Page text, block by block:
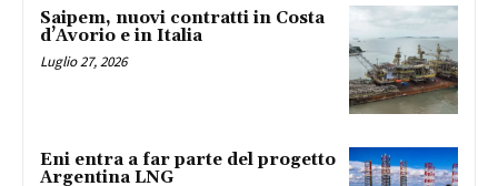
Saipem, nuovi contratti in Costa
d’Avorio e in Italia
Luglio 27, 2026
Eni entra a far parte del progetto
Argentina LNG